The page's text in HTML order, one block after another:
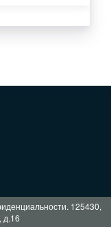
. 125430,
д.16